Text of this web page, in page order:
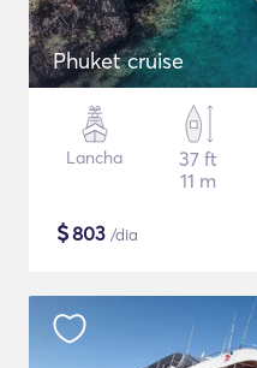
Phuket cruise
Lancha
37 ft
11 m
$803 /dia